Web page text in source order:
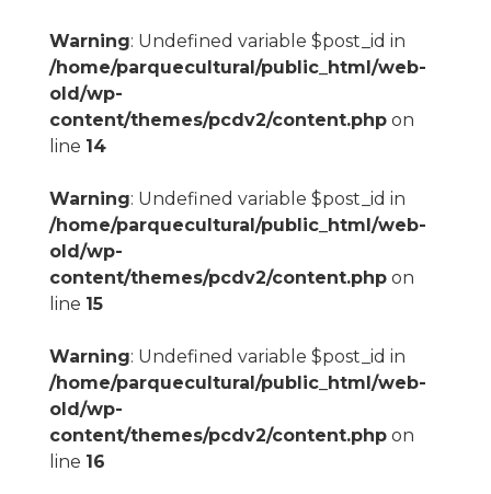
Warning: Undefined variable $post_id in
/home/parquecultural/public_html/web-
old/wp-
content/themes/pcdv2/content.phpon
line 14
Warning: Undefined variable $post_id in
/home/parquecultural/public_html/web-
old/wp-
content/themes/pcdv2/content.phpon
line 15
Warning: Undefined variable $post_id in
/home/parquecultural/public_html/web-
old/wp-
content/themes/pcdv2/content.phpon
line 16